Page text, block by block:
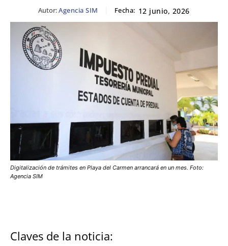
Autor:Agencia SIM Fecha: 12 junio, 2026
Digitalización de trámites en Playa del Carmen arrancará en un mes. Foto:
Agencia SIM
Claves de la noticia: